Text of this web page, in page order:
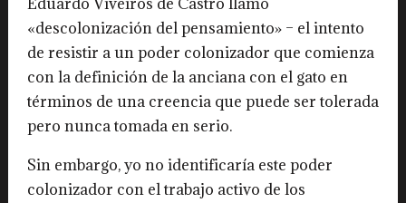
«descolonización del pensamiento» – el intento
de resistir a un poder colonizador que comienza
con la definición de la anciana con el gato en
términos de una creencia que puede ser tolerada
pero nunca tomada en serio.
Sin embargo, yo no identificaría este poder
colonizador con el trabajo activo de los